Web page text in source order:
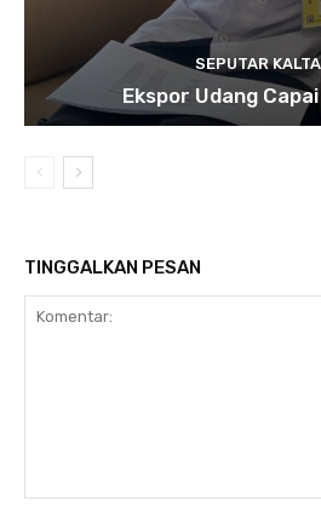
SEPUTAR
Ekspor Udang
TINGGALKAN PESAN